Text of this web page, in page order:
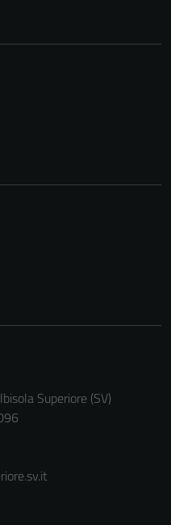
Superiore (SV)